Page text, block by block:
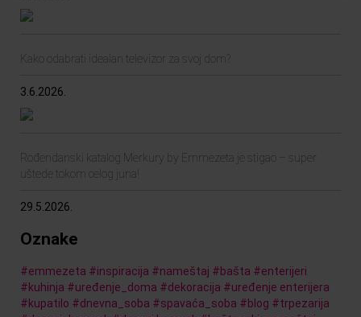
Kako odabrati idealan televizor za svoj dom?
3.6.2026.
Rođendanski katalog Merkury by Emmezeta je stigao – super
uštede tokom celog juna!
29.5.2026.
Oznake
#emmezeta #inspiracija #nameštaj #bašta #enterijeri
#kuhinja #uređenje_doma #dekoracija #uređenje enterijera
#kupatilo #dnevna_soba #spavaća_soba #blog #trpezarija